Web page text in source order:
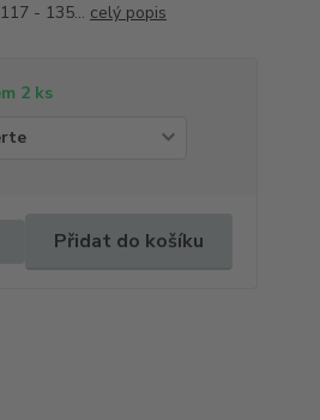
- 135... celý popis
2 ks
Přidat do košíku